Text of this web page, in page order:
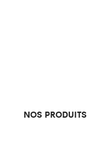
NOS PRODUITS